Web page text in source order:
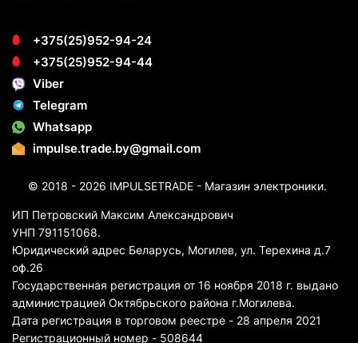
+375(25)952-94-24
+375(25)952-94-44
Viber
Telegram
Whatsapp
impulse.trade.by@gmail.com
© 2018 - 2026 IMPULSETRADE - Магазин электроники.
ИП Петровский Максим Александрович
УНП 791151068.
Юридический адрес Беларусь, Могилев, ул. Терехина д.7
оф.26
Государственная регистрация от 16 ноября 2018 г. выдано
администрацией Октябрьского района г.Могилева.
Дата регистрация в торговом реестре - 28 апреля 2021
Регистрационный номер - 508644